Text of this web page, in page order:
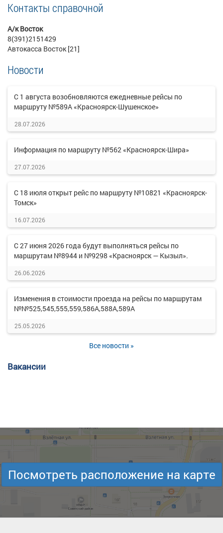
Контакты справочной
А/к Восток
8(391)2151429
Автокасса Восток [21]
Новости
С 1 августа возобновляются ежедневные рейсы по
маршруту №589А «Красноярск-Шушенское»
28.07.2026
Информация по маршруту №562 «Красноярск-Шира»
27.07.2026
С 18 июля открыт рейс по маршруту №10821 «Красноярск-
Томск»
16.07.2026
С 27 июня 2026 года будут выполняться рейсы по
маршрутам №8944 и №9298 «Красноярск — Кызыл».
26.06.2026
Изменения в стоимости проезда на рейсы по маршрутам
№№525,545,555,559,586А,588А,589А
25.05.2026
Все новости »
Вакансии
Посмотреть расположение на карте